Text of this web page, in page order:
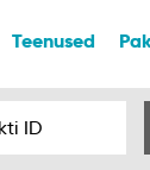
Teenused